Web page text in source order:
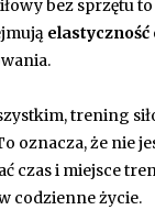
bez sprzętu
elastyczność
trening
oznacza, że nie
czas i miejsce
codzienne życie.